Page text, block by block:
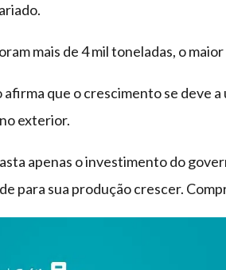
mais de 4 mil toneladas, o
afirma que o crescimento se deve
exterior.
apenas o investimento do
para sua produção crescer.